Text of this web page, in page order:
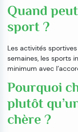
Quand
sport ?
Les activités
semaines, les sports
minimum avec
Pourquoi
plutôt
chère ?